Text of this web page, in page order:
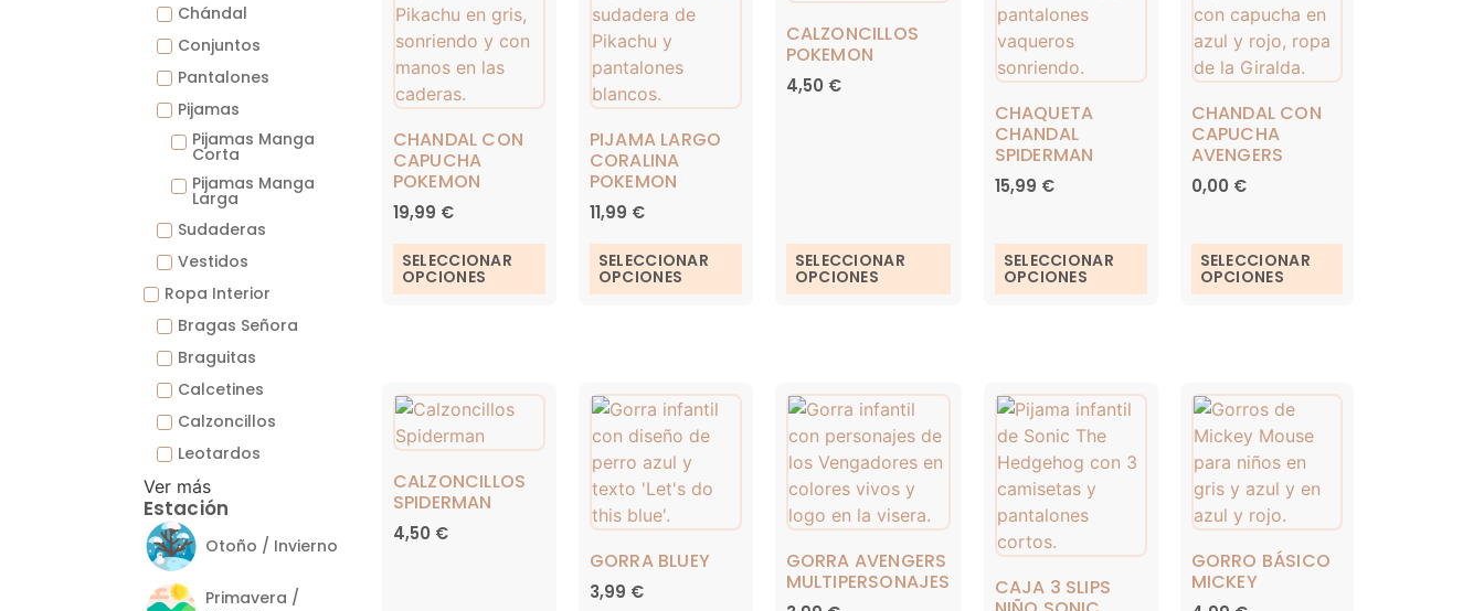
Chándal
Conjuntos
Pantalones
Pijamas
Pijamas Manga
Corta
Pijamas Manga
Larga
Sudaderas
Vestidos
Ropa Interior
Bragas Señora
Braguitas
Calcetines
Calzoncillos
Leotardos
Ver más
Estación
Otoño / Invierno
Primavera /
CHANDAL CON
CAPUCHA
POKEMON
19,99 €
SELECCIONAR
OPCIONES
PIJAMA LARGO
CORALINA
POKEMON
11,99 €
SELECCIONAR
OPCIONES
CALZONCILLOS
POKEMON
4,50 €
SELECCIONAR
OPCIONES
CHAQUETA
CHANDAL
SPIDERMAN
15,99 €
SELECCIONAR
OPCIONES
CHANDAL CON
CAPUCHA
AVENGERS
0,00 €
SELECCIONAR
OPCIONES
CALZONCILLOS
SPIDERMAN
4,50 €
GORRA BLUEY
3,99 €
GORRA AVENGERS
MULTIPERSONAJES
CAJA 3 SLIPS
GORRO BÁSICO
MICKEY